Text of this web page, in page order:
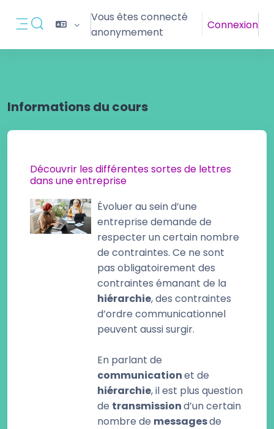
Panneau latéral
Activer/désactiver la saisie de recherche
Vous êtes connecté
anonymement
Connexion
Informations du cours
Découvrir les différentes sortes de lettres
dans une entreprise
Évoluer au sein d’une
entreprise demande de
respecter un certain nombre
de contraintes. Ce ne sont
pas obligatoirement des
contraintes émanant de la
hiérarchie, des contraintes
d’ordre communicationnel
peuvent aussi surgir.
En parlant de
communicationet de
hiérarchie, il est plus question
de transmissiond’un certain
nombre de messagesde